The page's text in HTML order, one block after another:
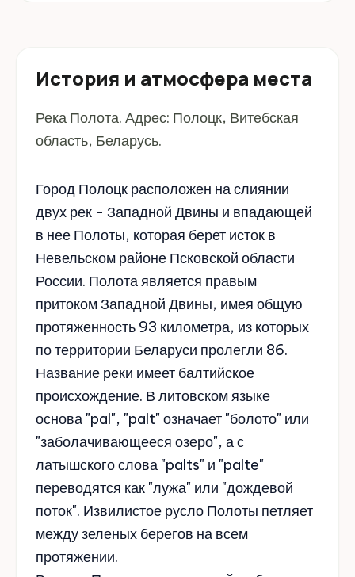
История и атмосфера места
Река Полота. Адрес: Полоцк, Витебская
область, Беларусь.
Город Полоцк расположен на слиянии
двух рек - Западной Двины и впадающей
в нее Полоты, которая берет исток в
Невельском районе Псковской области
России. Полота является правым
притоком Западной Двины, имея общую
протяженность 93 километра, из которых
по территории Беларуси пролегли 86.
Название реки имеет балтийское
происхождение. В литовском языке
основа "pal", "palt" означает "болото" или
"заболачивающееся озеро", а с
латышского слова "palts" и "palte"
переводятся как "лужа" или "дождевой
поток". Извилистое русло Полоты петляет
между зеленых берегов на всем
протяжении.